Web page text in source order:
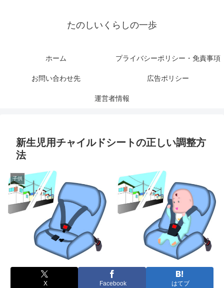
たのしいくらしの一歩
ホーム プライバシーポリシー・免責事項
お問い合わせ先 広告ポリシー
運営者情報
新生児用チャイルドシートの正しい調整方
法
子供
X Facebook はてブ